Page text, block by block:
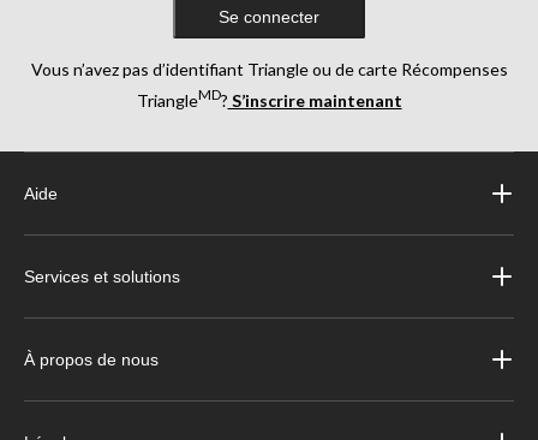
Se connecter
Vous n’avez pas d’identifiant Triangle ou de carte Récompenses
TriangleMD? S’inscrire maintenant
Aide
Services et solutions
À propos de nous